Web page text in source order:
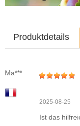
Produktdetails
Ma***
2025-08-25
Ist das